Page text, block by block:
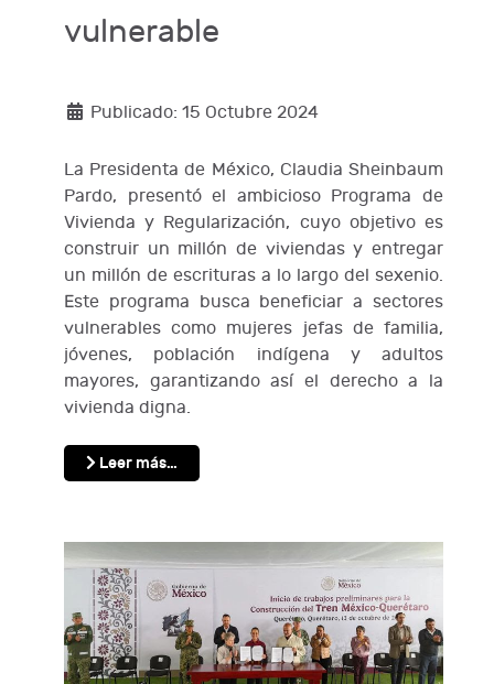
vulnerable
Publicado: 15 Octubre 2024
La Presidenta de México, Claudia Sheinbaum
Pardo, presentó el ambicioso Programa de
Vivienda y Regularización, cuyo objetivo es
construir un millón de viviendas y entregar
un millón de escrituras a lo largo del sexenio.
Este programa busca beneficiar a sectores
vulnerables como mujeres jefas de familia,
jóvenes, población indígena y adultos
mayores, garantizando así el derecho a la
vivienda digna.
Leer más…